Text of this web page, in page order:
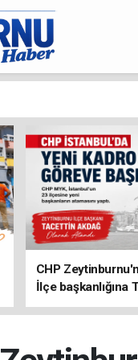
CHP
İlçe başkanlığına
atandı